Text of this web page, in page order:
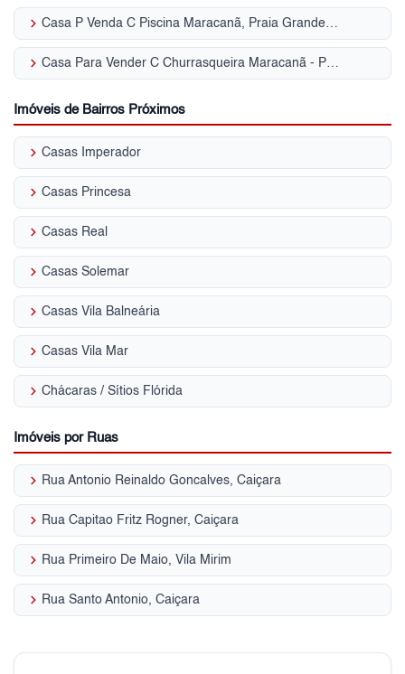
keyboard_arrow_right Casa P Venda C Piscina Maracanã, Praia Grande - SP
keyboard_arrow_right Casa Para Vender C Churrasqueira Maracanã - Praia Grande, SP
Imóveis de Bairros Próximos
keyboard_arrow_right Casas Imperador
keyboard_arrow_right Casas Princesa
keyboard_arrow_right Casas Real
keyboard_arrow_right Casas Solemar
keyboard_arrow_right Casas Vila Balneária
keyboard_arrow_right Casas Vila Mar
keyboard_arrow_right Chácaras / Sítios Flórida
Imóveis por Ruas
keyboard_arrow_right Rua Antonio Reinaldo Goncalves, Caiçara
keyboard_arrow_right Rua Capitao Fritz Rogner, Caiçara
keyboard_arrow_right Rua Primeiro De Maio, Vila Mirim
keyboard_arrow_right Rua Santo Antonio, Caiçara